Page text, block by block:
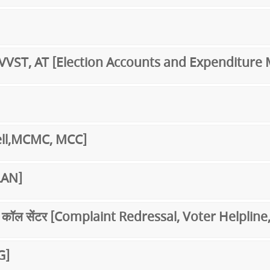
AT [Election Accounts and
MCC]
एवं कॉल सेंटर [Complaint Redressal, Voter